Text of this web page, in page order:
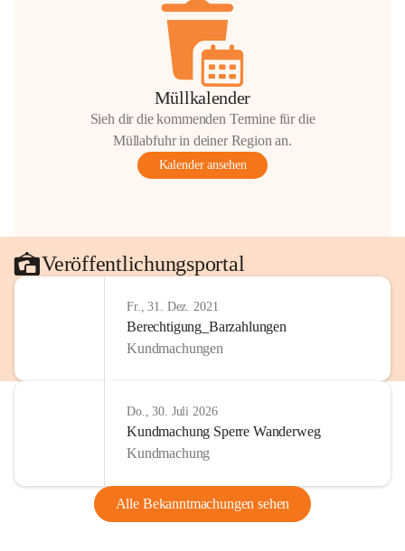
Müllkalender
Sieh dir die kommenden Termine für die
Müllabfuhr in deiner Region an.
Kalender ansehen
Veröffentlichungsportal
Fr., 31. Dez. 2021
Berechtigung_Barzahlungen
Kundmachungen
Do., 30. Juli 2026
Kundmachung Sperre Wanderweg
Kundmachung
Alle Bekanntmachungen sehen